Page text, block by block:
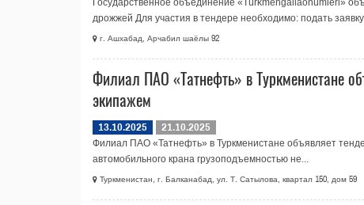
Государственное объединение «Türkmengallaönümleri»
дрожжей Для участия в тендере необходимо: подать
г. Ашхабад, Арчабил шаёлы 92
Филиал ПАО «Татнефть» в Туркменистане
экипажем
13.10.2025
21.10.2025
Филиал ПАО «Татнефть» в Туркменистане объявляет
автомобильного крана грузоподъемностью не...
Туркменистан, г. Балканабад, ул. Т. Сатылова, квартал 150, дом 59